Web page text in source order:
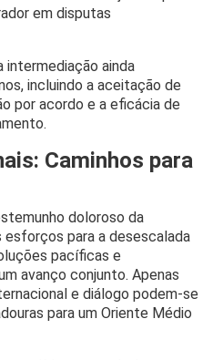
em disputas
ainda
incluindo a aceitação de
por acordo e a eficácia de
Caminhos para
doloroso da
para a desescalada
pacíficas e
avanço conjunto. Apenas
e diálogo podem-se
para um Oriente Médio